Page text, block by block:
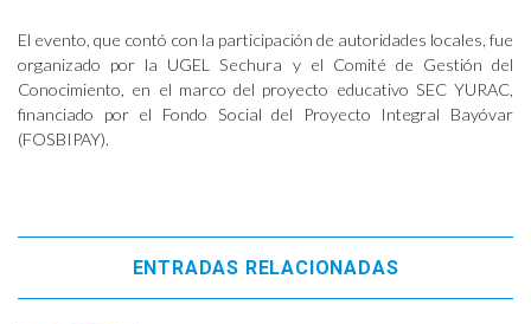
El evento, que contó con la participación de autoridades locales, fue
organizado por la UGEL Sechura y el Comité de Gestión del
Conocimiento, en el marco del proyecto educativo SEC YURAC,
financiado por el Fondo Social del Proyecto Integral Bayóvar
(FOSBIPAY).
ENTRADAS RELACIONADAS